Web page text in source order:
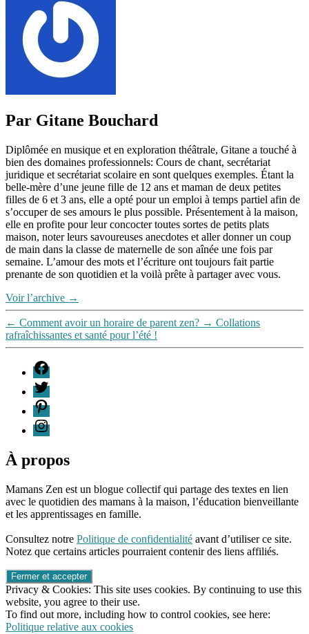
Par Gitane Bouchard
Diplômée en musique et en exploration théâtrale, Gitane a touché à
bien des domaines professionnels: Cours de chant, secrétariat
juridique et secrétariat scolaire en sont quelques exemples. Étant la
belle-mère d’une jeune fille de 12 ans et maman de deux petites
filles de 6 et 3 ans, elle a opté pour un emploi à temps partiel afin de
s’occuper de ses amours le plus possible. Présentement à la maison,
elle en profite pour leur concocter toutes sortes de petits plats
maison, noter leurs savoureuses anecdotes et aller donner un coup
de main dans la classe de maternelle de son aînée une fois par
semaine. L’amour des mots et l’écriture ont toujours fait partie
prenante de son quotidien et la voilà prête à partager avec vous.
Voir l’archive →
← Comment avoir un horaire de parent zen? → Collations
rafraîchissantes et santé pour l’été !
F
T
P
I
À propos
Mamans Zen est un blogue collectif qui partage des textes en lien
avec le quotidien des mamans à la maison, l’éducation bienveillante
et les apprentissages en famille.
Consultez notre Politique de confidentialité avant d’utiliser ce site.
Notez que certains articles pourraient contenir des liens affiliés.
Privacy & Cookies: This site uses cookies. By continuing to use this
website, you agree to their use.
To find out more, including how to control cookies, see here:
Politique relative aux cookies